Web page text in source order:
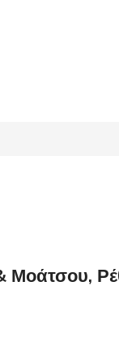
Μοάτσου,